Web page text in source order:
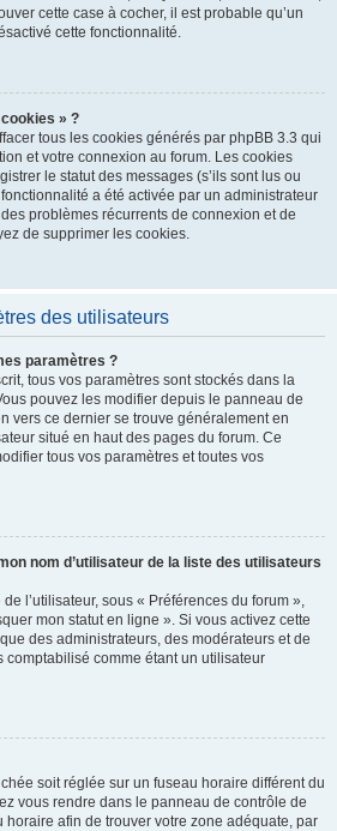
cette case à cocher, il est probable qu’un
cette fonctionnalité.
» ?
tous les cookies générés par phpBB 3.3 qui
et votre connexion au forum. Les cookies
le statut des messages (s’ils sont lus ou
a été activée par un administrateur
problèmes récurrents de connexion et de
de supprimer les cookies.
des utilisateurs
paramètres ?
tous vos paramètres sont stockés dans la
pouvez les modifier depuis le panneau de
vers ce dernier se trouve généralement en
situé en haut des pages du forum. Ce
tous vos paramètres et toutes vos
nom d’utilisateur de la liste des utilisateurs
l’utilisateur, sous « Préférences du forum »,
mon statut en ligne ». Si vous activez cette
des administrateurs, des modérateurs et de
comptabilisé comme étant un utilisateur
soit réglée sur un fuseau horaire différent du
vous rendre dans le panneau de contrôle de
horaire afin de trouver votre zone adéquate, par